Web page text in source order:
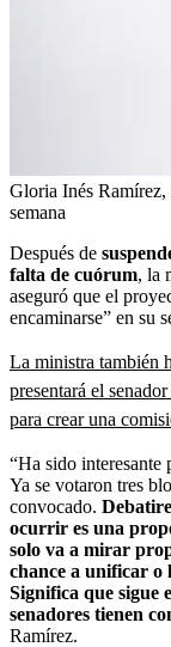
Gloria Inés
semana
Después de
falta de cuórum, la
aseguró que el
encaminarse” en su
La ministra también
presentará el
para crear una
“Ha sido interesante
Ya se votaron tres
convocado.
ocurrir es una
solo va a mirar
chance a unificar o
Significa que sigue
senadores tienen
Ramírez.